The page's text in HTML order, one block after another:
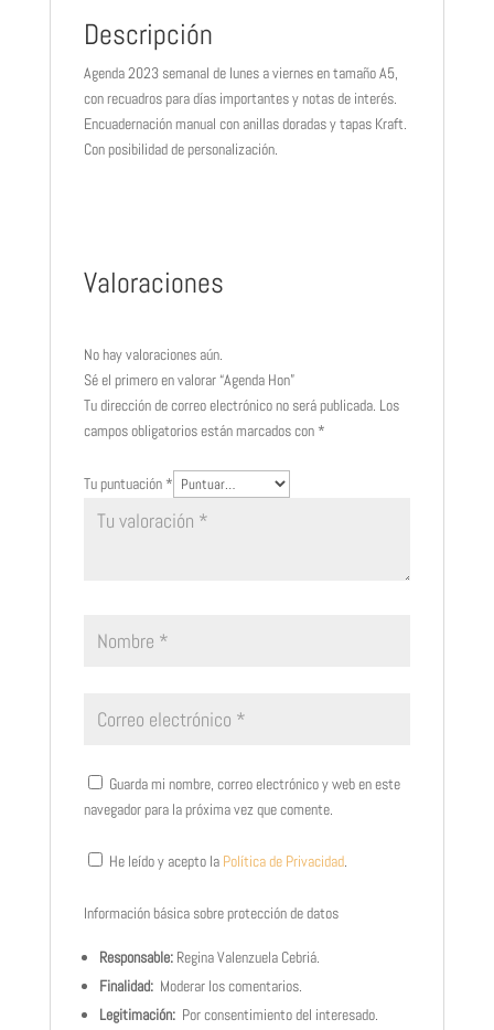
Descripción
Agenda 2023 semanal de lunes a viernes en tamaño A5,
con recuadros para días importantes y notas de interés.
Encuadernación manual con anillas doradas y tapas Kraft.
Con posibilidad de personalización.
Valoraciones
No hay valoraciones aún.
Sé el primero en valorar “Agenda Hon”
Tu dirección de correo electrónico no será publicada. Los
campos obligatorios están marcados con *
Tu puntuación *
Guarda mi nombre, correo electrónico y web en este
navegador para la próxima vez que comente.
He leído y acepto la Política de Privacidad.
Información básica sobre protección de datos
Responsable:Regina Valenzuela Cebriá.
Finalidad:Moderar los comentarios.
Legitimación:Por consentimiento del interesado.